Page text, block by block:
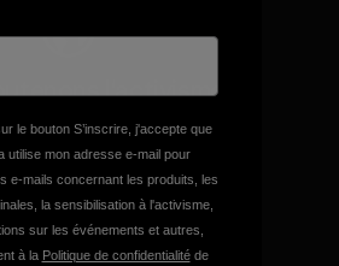
l'activisme
de terrain.
Patagonia Action Works
le bouton S’inscrire, j'accepte que
utilise mon adresse e-mail pour
e-mails concernant les produits, les
la sensibilisation à l'activisme,
sur les événements et autres,
à la Politique de confidentialitéde